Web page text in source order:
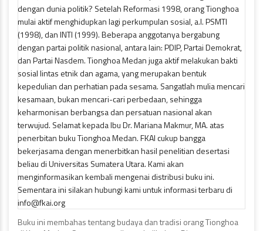
Buku ini membahas tentang budaya dan tradisi orang Tionghoa